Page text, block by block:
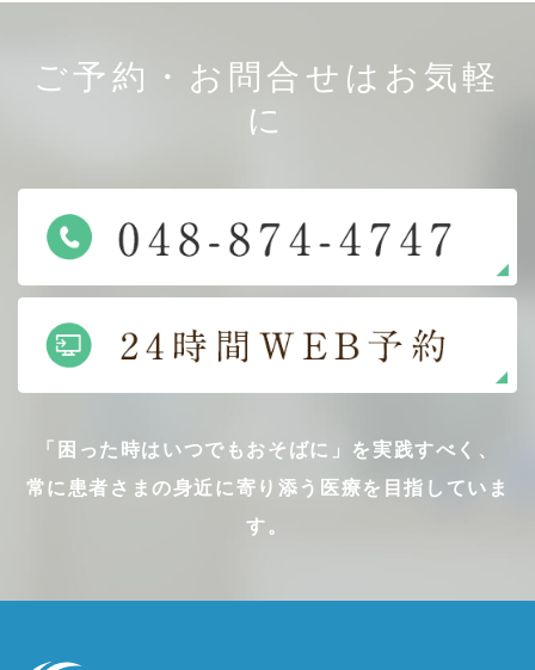
ご予約・お問合せはお気軽
に
「困った時はいつでもおそばに」を実践すべく、
常に患者さまの身近に寄り添う医療を目指していま
す。